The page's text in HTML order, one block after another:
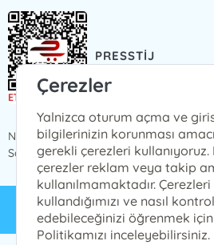
PRESSTİJ
NCİTY AVM 1 KAT, iç kapı no 49
Salim Dervişoğlu Caddesi, No 82,
info@presstij.com.tr
PRESSTİJ © 2024 Tüm Hakları
Çerezler
Yalnizca oturum açma ve
bilgilerinizin korunması
gerekli çerezleri kullanıyoruz.
çerezler reklam veya takip
kullanılmamaktadır. Çerezleri
kullandığımızı ve nasıl kontrol
edebileceğinizi öğrenmek için
Politikamızı inceleyebilirsiniz.